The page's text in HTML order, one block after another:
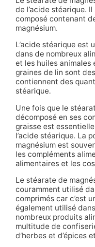
de l’acide stéarique. Il
composé contenant
magnésium.
L’acide stéarique est
dans de nombreux
et les huiles animales
graines de lin sont
contiennent des
stéarique.
Une fois que le
décomposé en ses
graisse est
l’acide stéarique. La
magnésium est
les compléments
alimentaires et les
Le stéarate de
couramment utilisé
comprimés car c’est
également utilisé
nombreux produits
multitude de
d’herbes et d’épices